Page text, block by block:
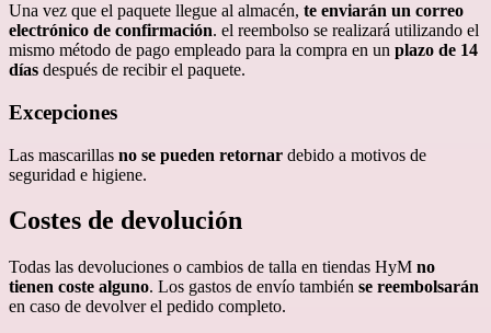
Una vez que el paquete llegue al almacén, te enviarán un correo
electrónico de confirmación. el reembolso se realizará utilizando el
mismo método de pago empleado para la compra en un plazo de 14
días después de recibir el paquete.
Excepciones
Las mascarillas no se pueden retornar debido a motivos de
seguridad e higiene.
Costes de devolución
Todas las devoluciones o cambios de talla en tiendas HyM no
tienen coste alguno. Los gastos de envío también se reembolsarán
en caso de devolver el pedido completo.